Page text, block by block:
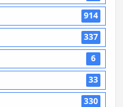
914
337
6
33
330